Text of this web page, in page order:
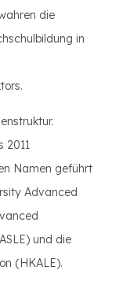
die
in
2011
Namen geführt
Advanced
und die
(HKALE).